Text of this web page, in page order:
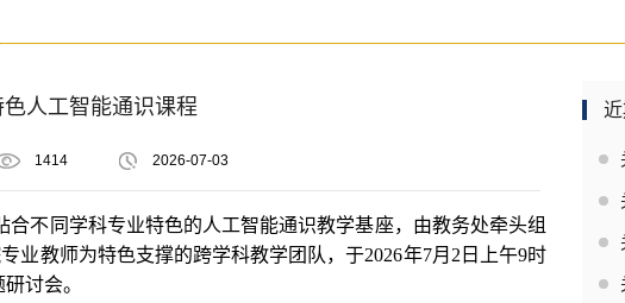
人工智能通识课程
1414 2026-07-03
不同学科专业特色的人工智能通识教学基座，由教务处牵头组
业教师为特色支撑的跨学科教学团队，于2026年7月2日上午9时
讨会。